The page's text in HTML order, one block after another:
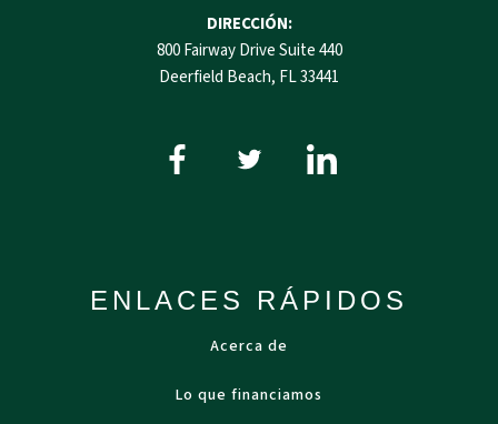
DIRECCIÓN:
800 Fairway Drive Suite 440
Deerfield Beach, FL 33441
ENLACES RÁPIDOS
Acerca de
Lo que financiamos